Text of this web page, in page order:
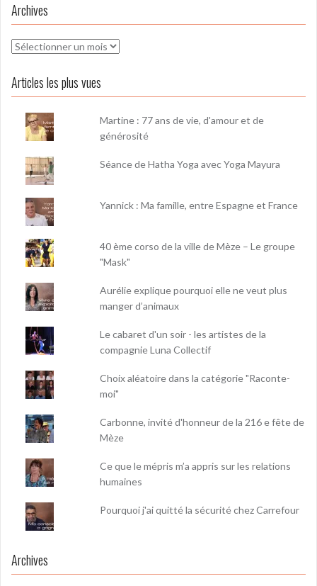
Archives
Archives
Articles les plus vues
Martine : 77 ans de vie, d'amour et de
générosité
Séance de Hatha Yoga avec Yoga Mayura
Yannick : Ma famille, entre Espagne et France
40 ème corso de la ville de Mèze – Le groupe
"Mask"
Aurélie explique pourquoi elle ne veut plus
manger d’animaux
Le cabaret d'un soir - les artistes de la
compagnie Luna Collectif
Choix aléatoire dans la catégorie "Raconte-
moi"
Carbonne, invité d'honneur de la 216 e fête de
Mèze
Ce que le mépris m’a appris sur les relations
humaines
Pourquoi j'ai quitté la sécurité chez Carrefour
Archives